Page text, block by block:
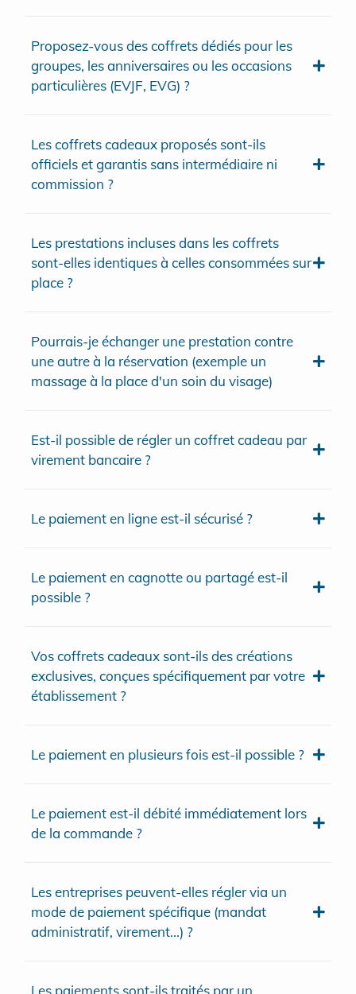
Proposez-vous des coffrets dédiés pour les
groupes, les anniversaires ou les occasions
particulières (EVJF, EVG) ?
Les coffrets cadeaux proposés sont-ils
officiels et garantis sans intermédiaire ni
commission ?
Les prestations incluses dans les coffrets
sont-elles identiques à celles consommées sur
place ?
Pourrais-je échanger une prestation contre
une autre à la réservation (exemple un
massage à la place d'un soin du visage)
Est-il possible de régler un coffret cadeau par
virement bancaire ?
Le paiement en ligne est-il sécurisé ?
Le paiement en cagnotte ou partagé est-il
possible ?
Vos coffrets cadeaux sont-ils des créations
exclusives, conçues spécifiquement par votre
établissement ?
Le paiement en plusieurs fois est-il possible ?
Le paiement est-il débité immédiatement lors
de la commande ?
Les entreprises peuvent-elles régler via un
mode de paiement spécifique (mandat
administratif, virement...) ?
Les paiements sont-ils traités par un